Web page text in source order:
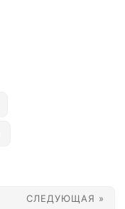
СЛЕДУЮЩАЯ »